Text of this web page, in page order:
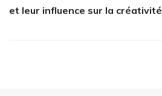
et leur influence sur la créativité